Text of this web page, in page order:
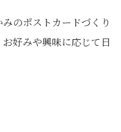
のポストカードづくり
好みや興味に応じて日